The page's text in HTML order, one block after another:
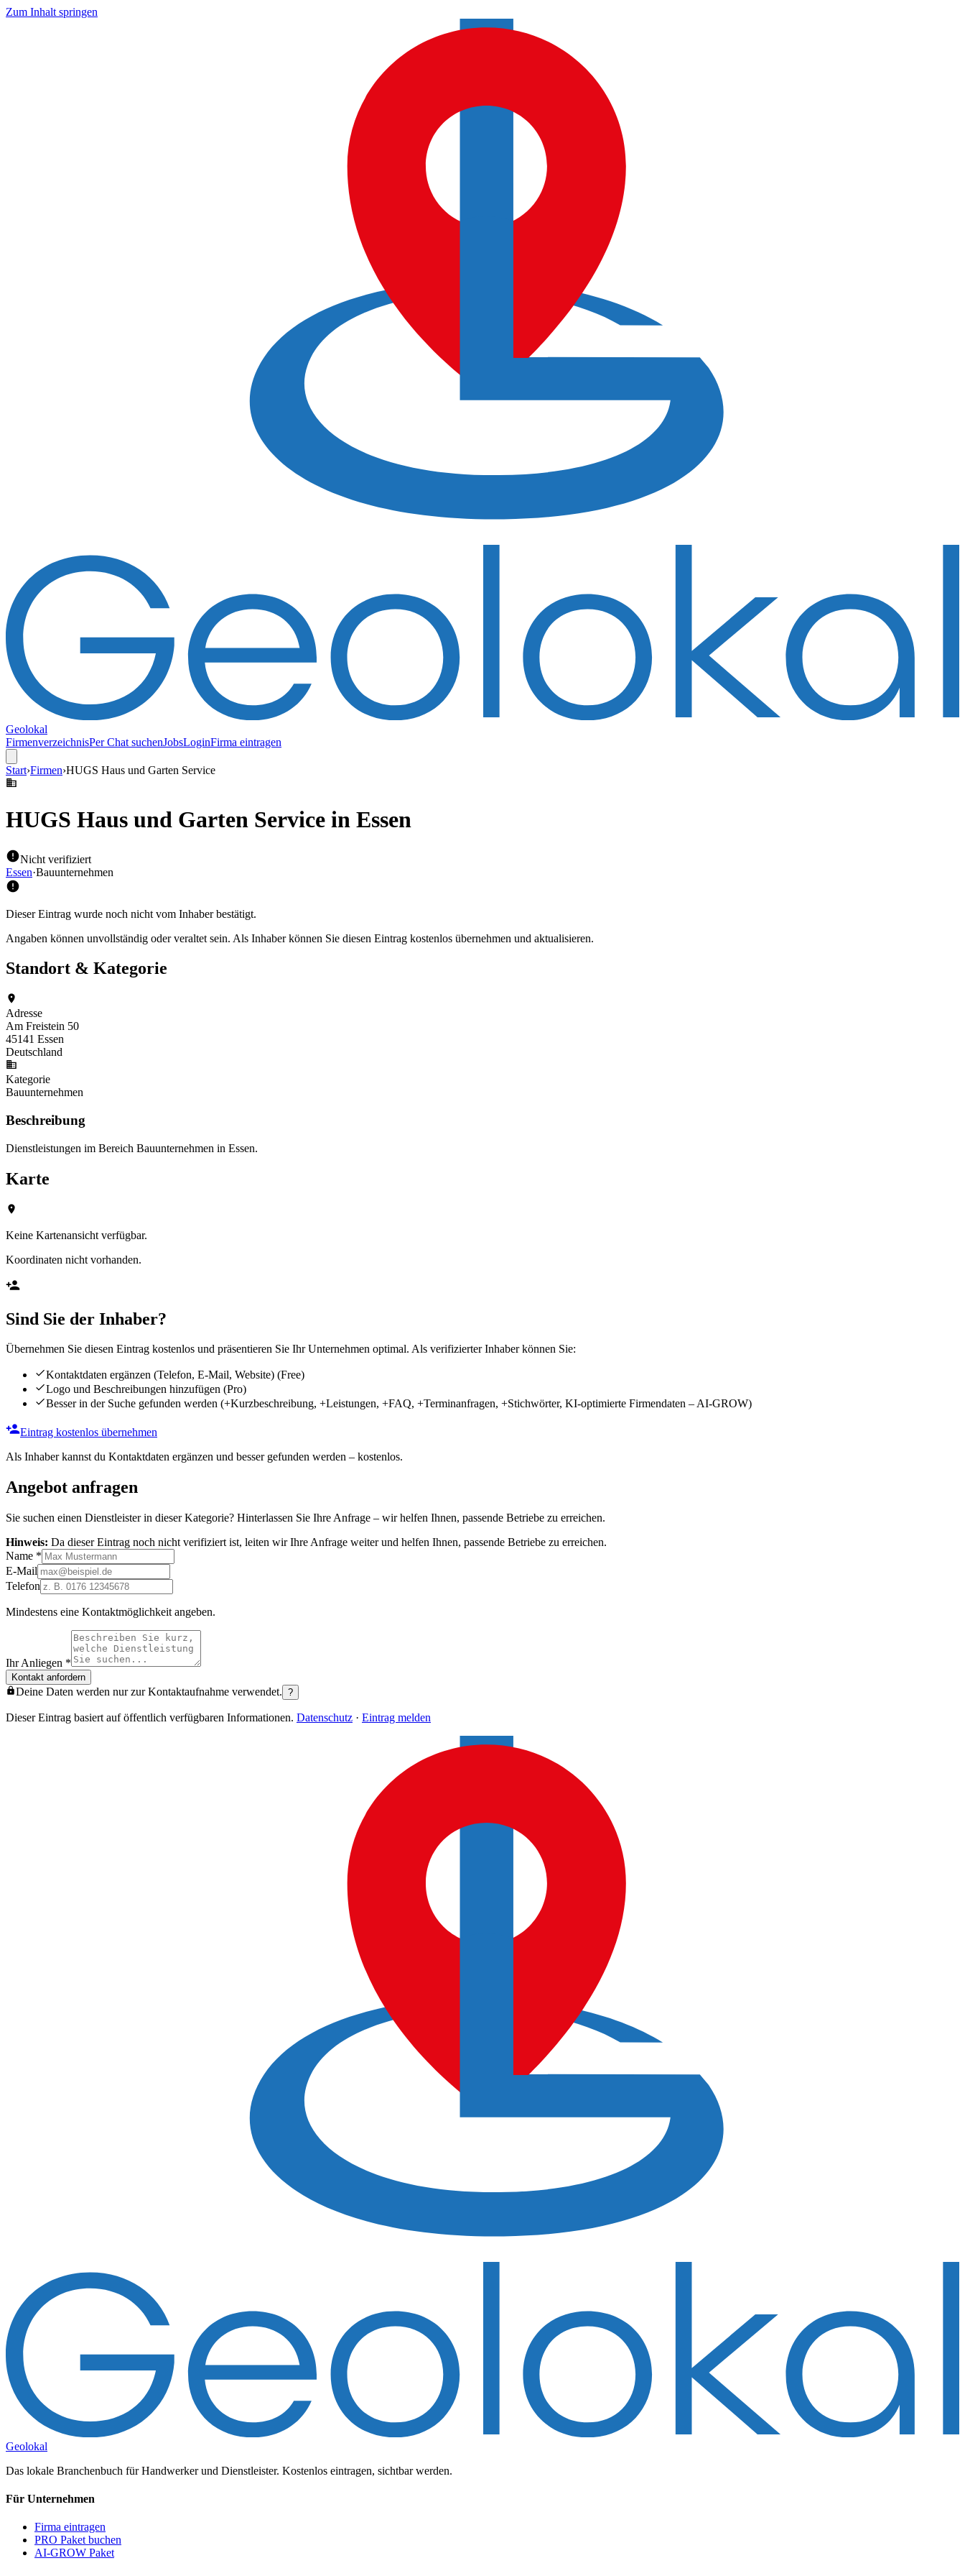
Zum Inhalt springen
Geolokal
FirmenverzeichnisPer Chat suchenJobsLoginFirma eintragen
Start›Firmen›HUGS Haus und Garten Service
HUGS Haus und Garten Service in Essen
Nicht verifiziert
Essen·Bauunternehmen
Dieser Eintrag wurde noch nicht vom Inhaber bestätigt.
Angaben können unvollständig oder veraltet sein. Als Inhaber können Sie diesen Eintrag kostenlos übernehmen und aktualisieren.
Standort & Kategorie
Adresse
Am Freistein 50
45141 Essen
Deutschland
Kategorie
Bauunternehmen
Beschreibung
Dienstleistungen im Bereich Bauunternehmen in Essen.
Karte
Keine Kartenansicht verfügbar.
Koordinaten nicht vorhanden.
Sind Sie der Inhaber?
Übernehmen Sie diesen Eintrag kostenlos und präsentieren Sie Ihr Unternehmen optimal. Als verifizierter Inhaber können Sie:
Kontaktdaten ergänzen (Telefon, E-Mail, Website) (Free)
Logo und Beschreibungen hinzufügen (Pro)
Besser in der Suche gefunden werden (+Kurzbeschreibung, +Leistungen, +FAQ, +Terminanfragen, +Stichwörter, KI-optimierte Firmendaten – AI-GROW)
Eintrag kostenlos übernehmen
Als Inhaber kannst du Kontaktdaten ergänzen und besser gefunden werden – kostenlos.
Angebot anfragen
Sie suchen einen Dienstleister in dieser Kategorie? Hinterlassen Sie Ihre Anfrage – wir helfen Ihnen, passende Betriebe zu erreichen.
Hinweis: Da dieser Eintrag noch nicht verifiziert ist, leiten wir Ihre Anfrage weiter und helfen Ihnen, passende Betriebe zu erreichen.
Name *
E-Mail
Telefon
Mindestens eine Kontaktmöglichkeit angeben.
Ihr Anliegen *
Kontakt anfordern
Deine Daten werden nur zur Kontaktaufnahme verwendet. ?
Dieser Eintrag basiert auf öffentlich verfügbaren Informationen. Datenschutz · Eintrag melden
Geolokal
Das lokale Branchenbuch für Handwerker und Dienstleister. Kostenlos eintragen, sichtbar werden.
Für Unternehmen
Firma eintragen
PRO Paket buchen
AI-GROW Paket